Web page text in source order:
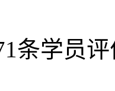
条学员